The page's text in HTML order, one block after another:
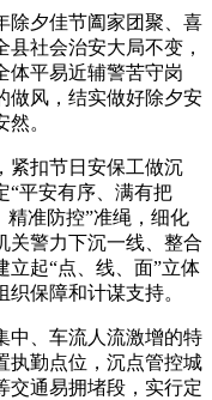
夕佳节阖家团聚、喜
社会治安大局不变，
体平易近辅警苦守岗
做风，结实做好除夕安
。
扣节日安保工做沉
“平安有序、满有把
精准防控”准绳，细化
关警力下沉一线、整合
立起“点、线、面”立体
保障和计谋支持。
、车流人流激增的特
执勤点位，沉点管控城
交通易拥堵段，实行定